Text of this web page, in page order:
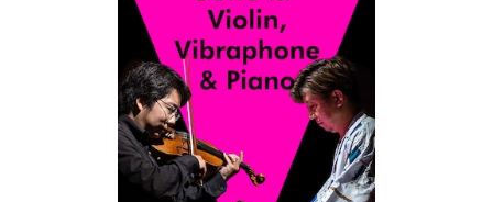
UcSE2cv_DXBZmmR フルートデュオアランの3rdアルバム「La
Campanella」はこちらから。(アルバムには抜粋で収録されてお
りますが、抜粋にも耐えうる楽曲である事の確かな裏付けにも
なっておりますのでこちらも是非！) https://allant.base.shop/ite
ms/82548762